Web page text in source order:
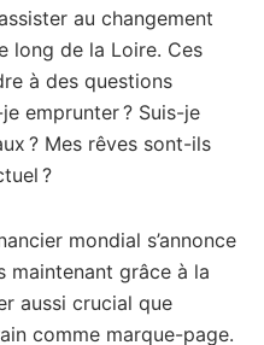
au changement
long de la Loire. Ces
à des questions
emprunter ? Suis-je
? Mes rêves sont-ils
?
mondial s’annonce
maintenant grâce à la
aussi crucial que
comme marque-page.